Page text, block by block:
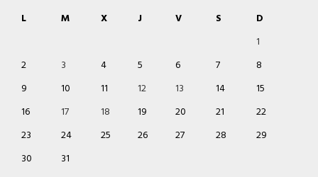
L
M X J V S
D
1
2
3 4 5 6 7
8
9
10 11 12 13 14
15
16
17 18 19 20 21
22
23
24 25 26 27 28
29
30
31